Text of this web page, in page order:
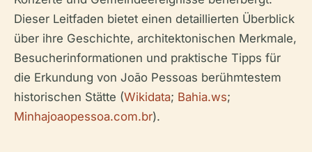
Dieser Leitfaden bietet einen detaillierten Überblick
über ihre Geschichte, architektonischen Merkmale,
Besucherinformationen und praktische Tipps für
die Erkundung von João Pessoas berühmtestem
historischen Stätte (Wikidata; Bahia.ws;
Minhajoaopessoa.com.br).